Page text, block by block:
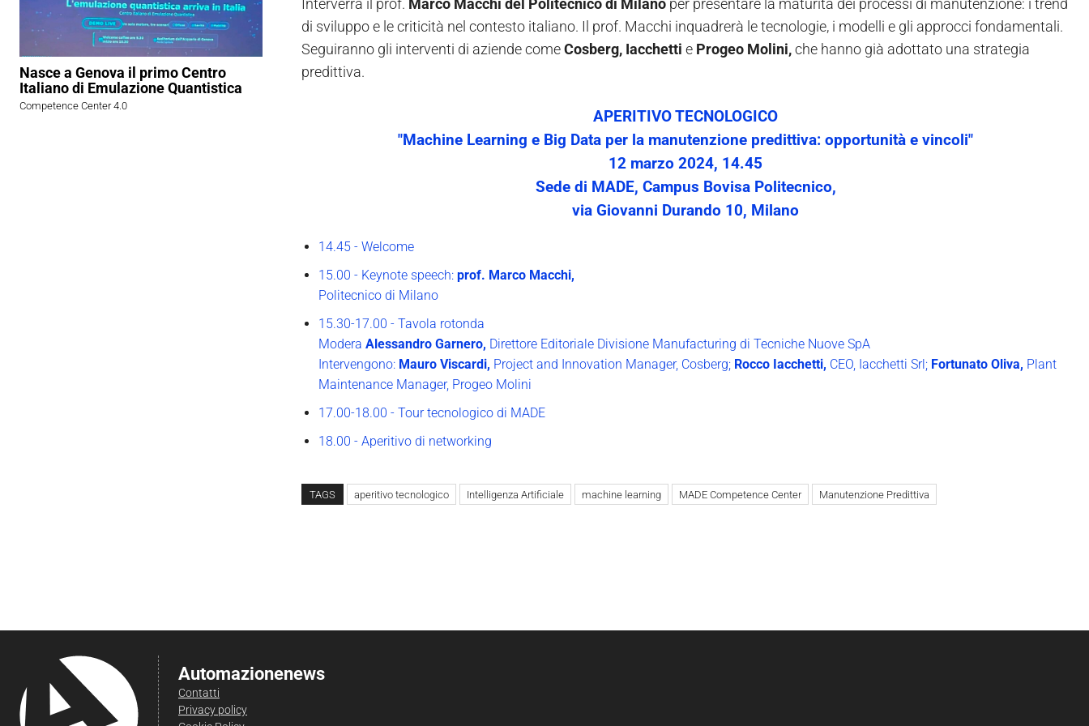
Nasce a Genova il primo Centro
Italiano di Emulazione Quantistica
Competence Center 4.0
Interverrà il prof. Marco Macchi del Politecnico di Milano per presentare la maturità dei processi di manutenzione: i trend
di sviluppo e le criticità nel contesto italiano. Il prof. Macchi inquadrerà le tecnologie, i modelli e gli approcci fondamentali.
Seguiranno gli interventi di aziende comeCosberg, Iacchetti e Progeo Molini,che hanno già adottato una strategia
predittiva.
APERITIVO TECNOLOGICO
"Machine Learning e Big Data per la manutenzione predittiva: opportunità e vincoli"
12 marzo 2024, 14.45
Sede di MADE, Campus Bovisa Politecnico,
via Giovanni Durando 10, Milano
14.45 - Welcome
15.00 - Keynote speech: prof. Marco Macchi,
Politecnico di Milano
15.30-17.00 - Tavola rotonda
Modera Alessandro Garnero, Direttore Editoriale Divisione Manufacturing di Tecniche Nuove SpA
Intervengono: Mauro Viscardi, Project and Innovation Manager, Cosberg; Rocco Iacchetti, CEO, Iacchetti Srl; Fortunato Oliva, Plant
Maintenance Manager, Progeo Molini
17.00-18.00 - Tour tecnologico di MADE
18.00 - Aperitivo di networking
TAGS aperitivo tecnologico Intelligenza Artificiale machine learning MADE Competence Center Manutenzione Predittiva
Automazionenews
Contatti
Privacy policy